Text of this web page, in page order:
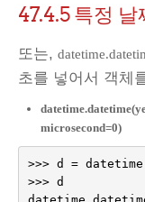
47.4.5특정 날
또는,
초를 넣어서 객체
microsecond=0)
>>> d = datetime
>>> d